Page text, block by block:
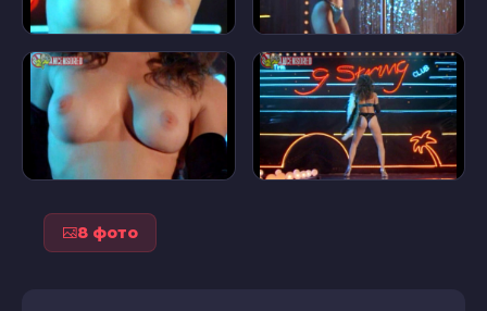
8 фото